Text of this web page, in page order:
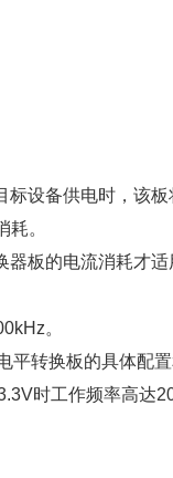
设备供电时，该
耗。
板的电流消耗才
。
平转换板的具体配
时工作频率高达